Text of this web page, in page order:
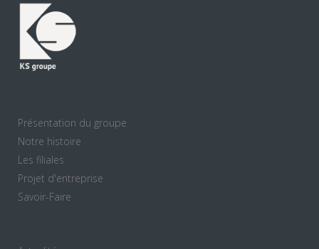
Présentation du groupe
Notre histoire
Les filiales
Projet d'entreprise
Savoir-Faire